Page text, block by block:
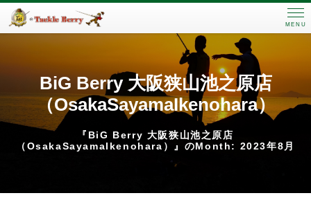
MENU
BiG Berry 大阪狭山池之原店
（OsakaSayamaIkenohara）
『BiG Berry 大阪狭山池之原店
（OsakaSayamaIkenohara）』のMonth: 2023年8月